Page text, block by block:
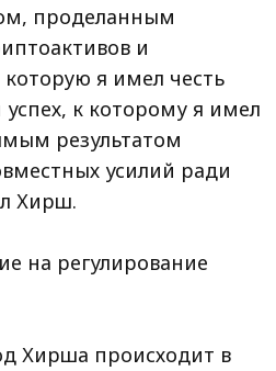
проделанным
и
я имел честь
успех, к которому я имел
результатом
усилий ради
Хирш.
на регулирование
Хирша происходит в